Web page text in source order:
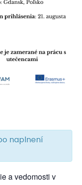
naplnení
a vedomosti v